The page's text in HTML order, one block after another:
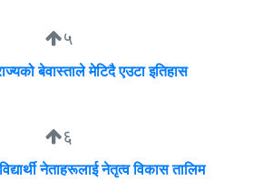
५
बेवास्ताले मेटिदै एउटा इतिहास
६
नेताहरूलाई नेतृत्व विकास तालिम